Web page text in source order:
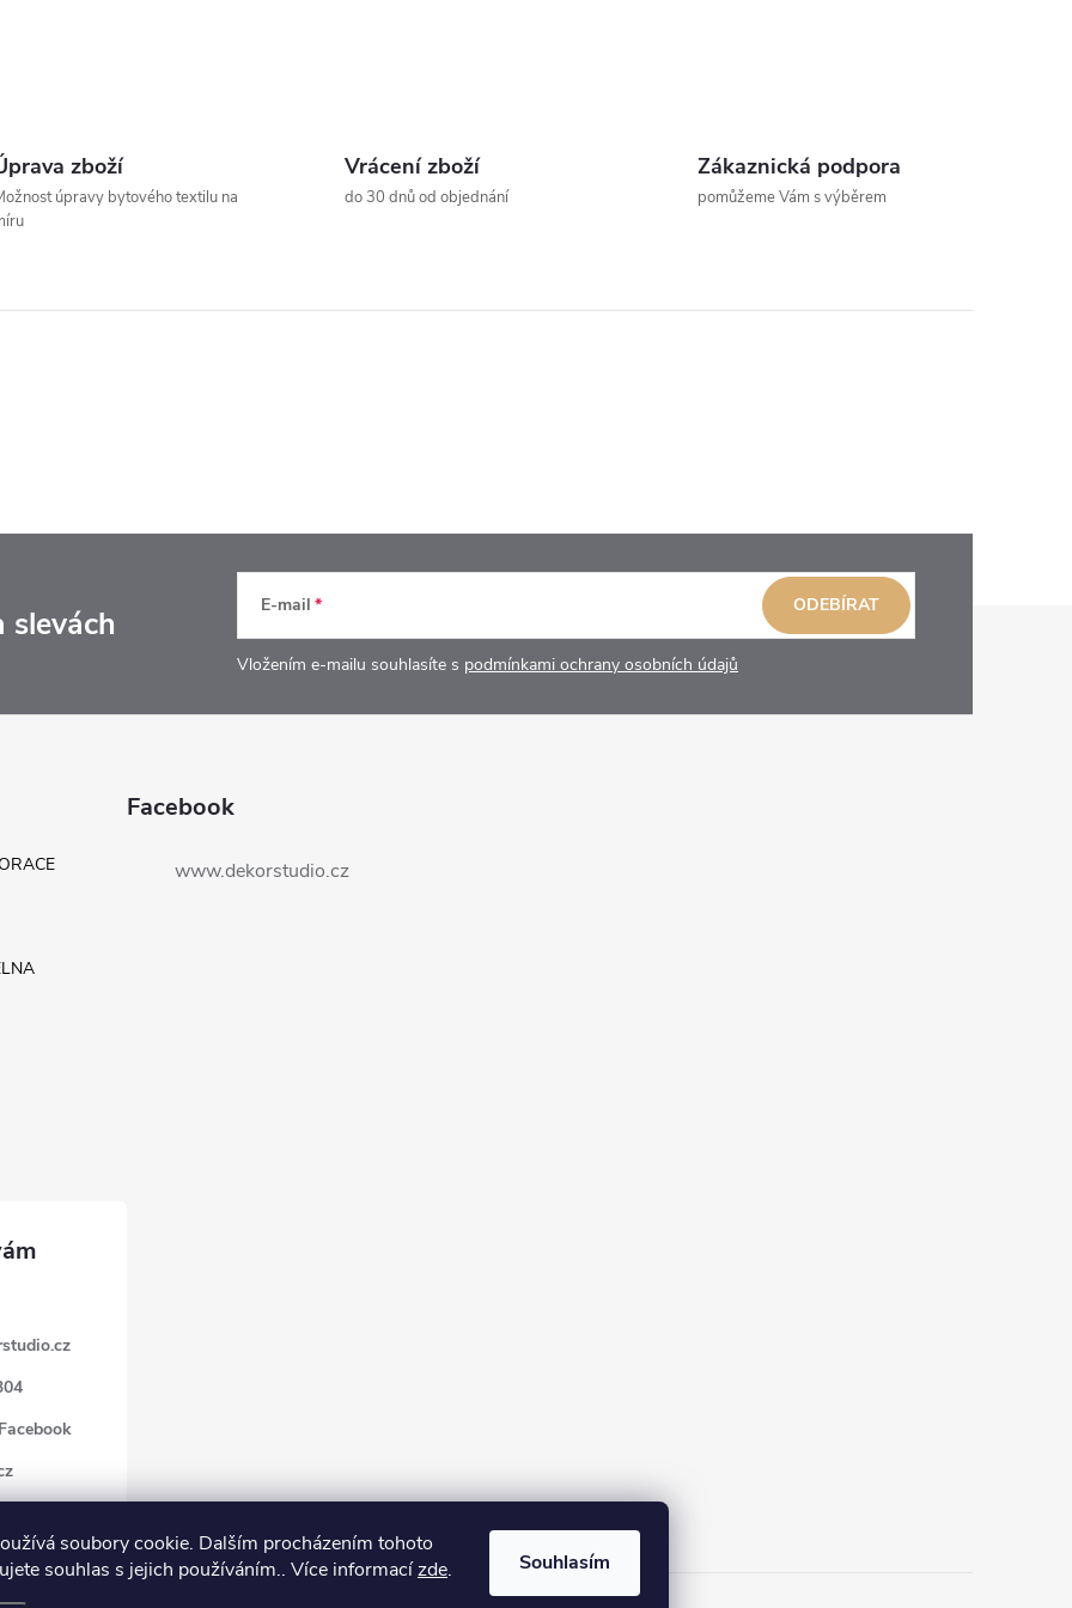
soubory cookie. Dalším procházením tohoto
souhlas s jejich používáním.. Více informacízde. Souhlasím
zboží
úpravy bytového textilu na
Vrácení zboží
do 30 dnů od objednání
Zákaznická podpora
pomůžeme Vám s výběrem
slevách E-mail
Vložením e-mailu souhlasíte s podmínkami ochrany osobních údajů
ODEBÍRAT
Facebook
www.dekorstudio.cz